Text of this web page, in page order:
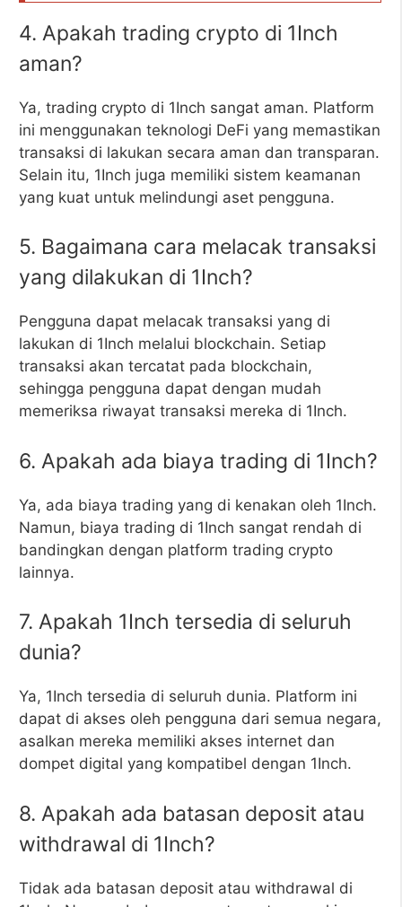
4. Apakah trading crypto di 1Inch
aman?
Ya, trading crypto di 1Inch sangat aman. Platform
ini menggunakan teknologi DeFi yang memastikan
transaksi di lakukan secara aman dan transparan.
Selain itu, 1Inch juga memiliki sistem keamanan
yang kuat untuk melindungi aset pengguna.
5. Bagaimana cara melacak transaksi
yang dilakukan di 1Inch?
Pengguna dapat melacak transaksi yang di
lakukan di 1Inch melalui blockchain. Setiap
transaksi akan tercatat pada blockchain,
sehingga pengguna dapat dengan mudah
memeriksa riwayat transaksi mereka di 1Inch.
6. Apakah ada biaya trading di 1Inch?
Ya, ada biaya trading yang di kenakan oleh 1Inch.
Namun, biaya trading di 1Inch sangat rendah di
bandingkan dengan platform trading crypto
lainnya.
7. Apakah 1Inch tersedia di seluruh
dunia?
Ya, 1Inch tersedia di seluruh dunia. Platform ini
dapat di akses oleh pengguna dari semua negara,
asalkan mereka memiliki akses internet dan
dompet digital yang kompatibel dengan 1Inch.
8. Apakah ada batasan deposit atau
withdrawal di 1Inch?
Tidak ada batasan deposit atau withdrawal di